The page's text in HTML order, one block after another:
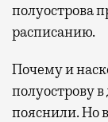
полуострова
расписанию.
Почему и
полуострову
пояснили. Но